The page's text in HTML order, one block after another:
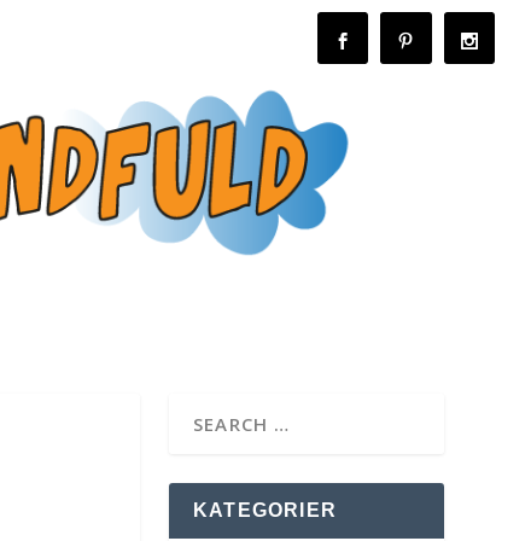
KATEGORIER